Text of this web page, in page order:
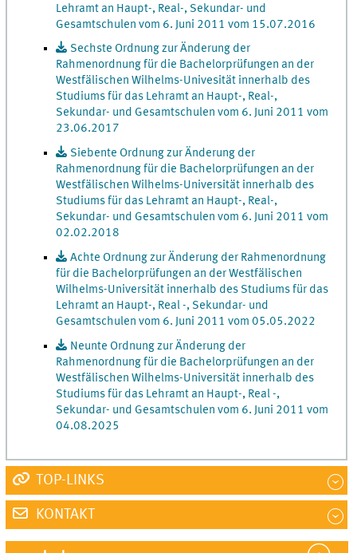
Lehramt an Haupt-, Real-, Sekundar- und
Gesamtschulen vom 6. Juni 2011 vom 15.07.2016
Sechste Ordnung zur Änderung der
Rahmenordnung für die Bachelorprüfungen an der
Westfälischen Wilhelms-Univesität innerhalb des
Studiums für das Lehramt an Haupt-, Real-,
Sekundar- und Gesamtschulen vom 6. Juni 2011 vom
23.06.2017
Siebente Ordnung zur Änderung der
Rahmenordnung für die Bachelorprüfungen an der
Westfälischen Wilhelms-Universität innerhalb des
Studiums für das Lehramt an Haupt-, Real-,
Sekundar- und Gesamtschulen vom 6. Juni 2011 vom
02.02.2018
Achte Ordnung zur Änderung der Rahmenordnung
für die Bachelorprüfungen an der Westfälischen
Wilhelms-Universität innerhalb des Studiums für das
Lehramt an Haupt-, Real -, Sekundar- und
Gesamtschulen vom 6. Juni 2011 vom 05.05.2022
Neunte Ordnung zur Änderung der
Rahmenordnung für die Bachelorprüfungen an der
Westfälischen Wilhelms-Universität innerhalb des
Studiums für das Lehramt an Haupt-, Real -,
Sekundar- und Gesamtschulen vom 6. Juni 2011 vom
04.08.2025
TOP-LINKS
KONTAKT